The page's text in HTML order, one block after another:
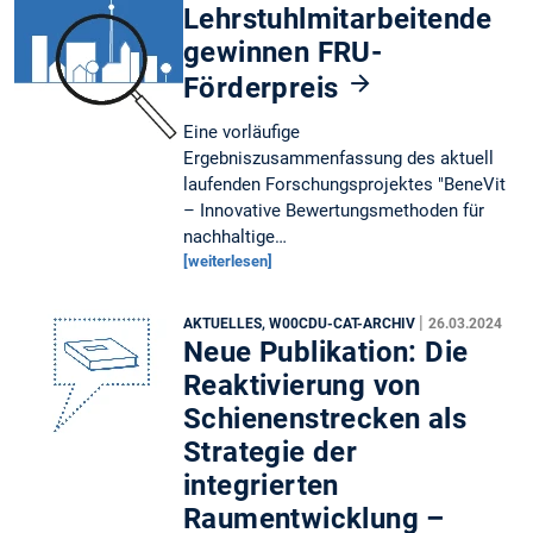
Lehrstuhlmitarbeitende
gewinnen FRU-
Förderpreis
Eine vorläufige
Ergebniszusammenfassung des aktuell
laufenden Forschungsprojektes "BeneVit
– Innovative Bewertungsmethoden für
nachhaltige…
[weiterlesen]
AKTUELLES, W00CDU-CAT-ARCHIV | 26.03.2024
Neue Publikation: Die
Reaktivierung von
Schienenstrecken als
Strategie der
integrierten
Raumentwicklung –